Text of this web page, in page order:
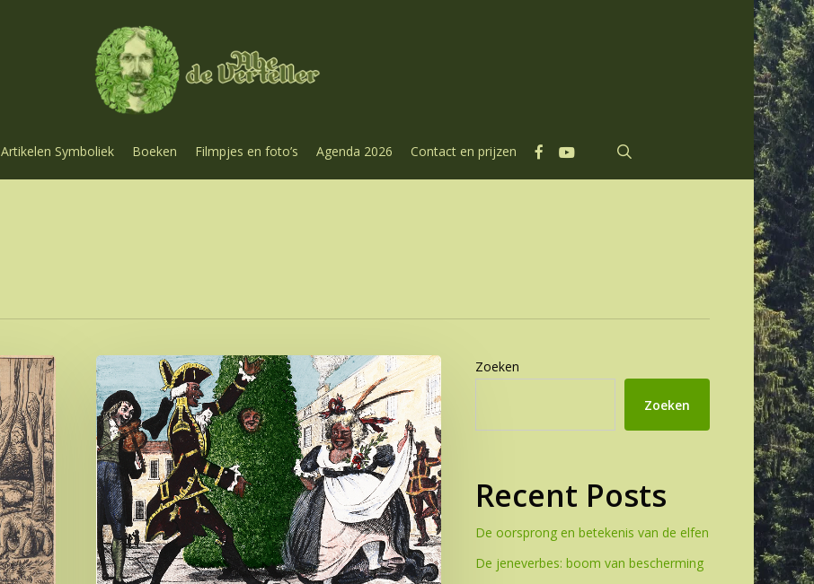
Artikelen Symboliek Boeken Filmpjes en foto’s Agenda 2026 Contact en prijzen facebookyoutube
De
rituelen
van
de
Groene
man
Zoeken
Zoeken
Recent Posts
De oorsprong en betekenis van de elfen
De jeneverbes: boom van bescherming